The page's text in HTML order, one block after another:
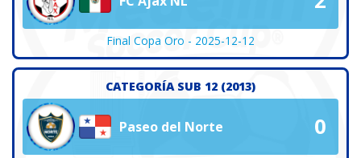
Final Copa Oro - 2025-12-12
CATEGORÍA SUB 12 (2013)
Paseo del Norte 0